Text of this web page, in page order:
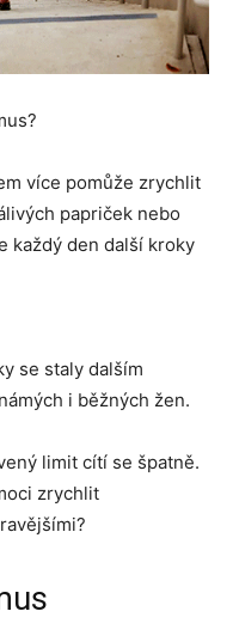
více pomůže zrychlit
papriček nebo
každý den další kroky
se staly dalším
i běžných žen.
limit cítí se špatně.
zrychlit